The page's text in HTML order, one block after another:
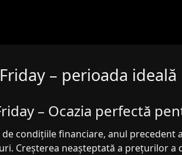
– perioada
– Ocazia perfectă
condițiile financiare, anul precedent
Creșterea neașteptată a prețurilor